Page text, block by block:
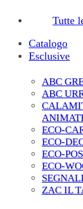
Tutte
Catalogo
Esclusive
ABC
ABC
ECO-
ECO-
ECO-
ECO-
ZAC IL